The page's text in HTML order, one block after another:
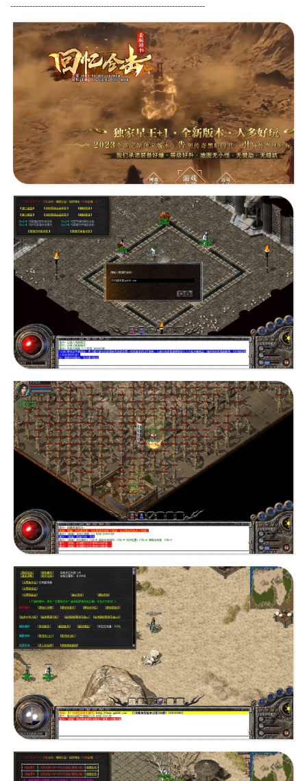
-----------------------------------------------------------------------